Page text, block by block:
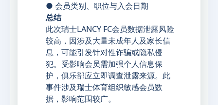
● 会员类别、职位与入会日期
总结
此次瑞士LANCY FC会员数据泄露风险
较高，因涉及大量未成年人及家长信
息，可能引发针对性诈骗或隐私侵
犯。受影响会员需加强个人信息保
护，俱乐部应立即调查泄露来源。此
事件涉及瑞士体育组织敏感会员数
据，影响范围较广。